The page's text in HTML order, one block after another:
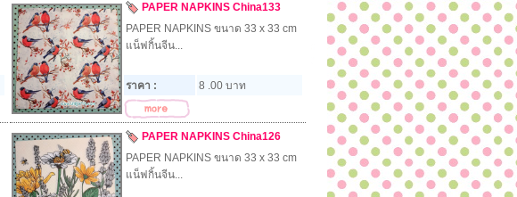
PAPER NAPKINS China133
PAPER NAPKINS ขนาด 33 x 33 cm
แน็ฟกิ้นจีน...
ราคา : 8 .00 บาท
PAPER NAPKINS China126
PAPER NAPKINS ขนาด 33 x 33 cm
แน็ฟกิ้นจีน...